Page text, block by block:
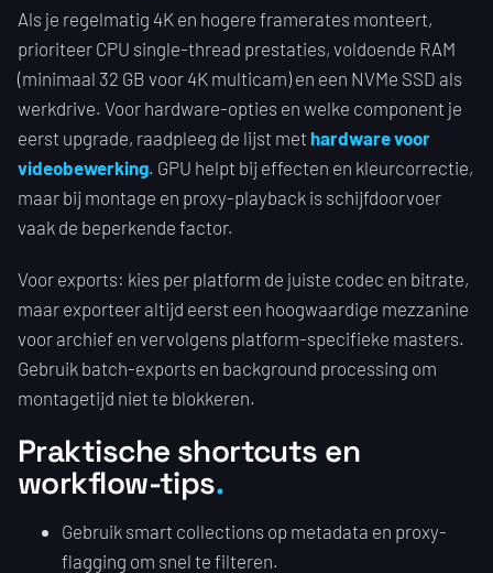
Als je regelmatig 4K en hogere framerates monteert,
prioriteer CPU single-thread prestaties, voldoende RAM
(minimaal 32 GB voor 4K multicam) en een NVMe SSD als
werkdrive. Voor hardware-opties en welke component je
eerst upgrade, raadpleeg de lijst met hardware voor
videobewerking. GPU helpt bij effecten en kleurcorrectie,
maar bij montage en proxy-playback is schijfdoorvoer
vaak de beperkende factor.
Voor exports: kies per platform de juiste codec en bitrate,
maar exporteer altijd eerst een hoogwaardige mezzanine
voor archief en vervolgens platform-specifieke masters.
Gebruik batch-exports en background processing om
montagetijd niet te blokkeren.
Praktische shortcuts en
workflow-tips
Gebruik smart collections op metadata en proxy-
flagging om snel te filteren.